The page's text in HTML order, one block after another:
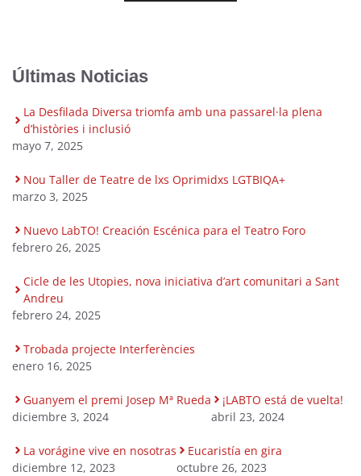
Últimas Noticias
La Desfilada Diversa triomfa amb una passarel·la plena
d’històries i inclusió
mayo 7, 2025
Nou Taller de Teatre de lxs Oprimidxs LGTBIQA+
marzo 3, 2025
Nuevo LabTO! Creación Escénica para el Teatro Foro
febrero 26, 2025
Cicle de les Utopies, nova iniciativa d’art comunitari a Sant
Andreu
febrero 24, 2025
Trobada projecte Interferències
enero 16, 2025
Guanyem el premi Josep Mª Rueda
diciembre 3, 2024
¡LABTO está de vuelta!
abril 23, 2024
La vorágine vive en nosotras
diciembre 12, 2023
Eucaristía en gira
octubre 26, 2023